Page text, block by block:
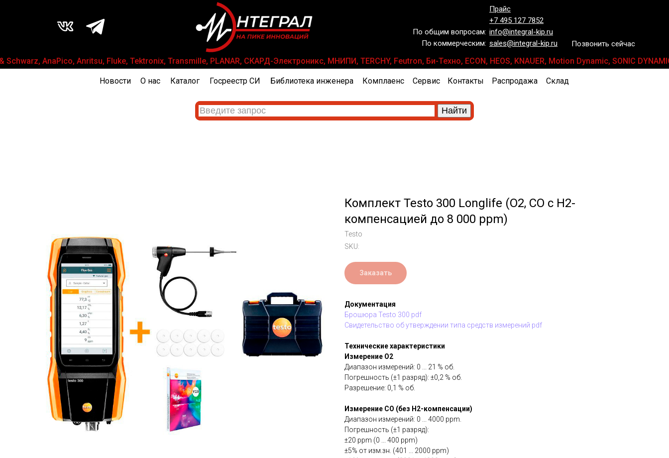
Прайс
+7 495 127 7852
info@integral-kip.ru
sales@integral-kip.ru
По общим вопросам:
По коммерческим:
Позвонить сейчас
AnaPico, Anritsu, Fluke, Tektronix, Transmille, PLANAR, СКАРД-Электроникс, МНИПИ, TERCHY, Feutron, Би-Техно, ECON, HEOS, KNAUER, Motion Dynamic, SONIC
Каталог
О нас Контакты
Госреестр СИ Библиотека инженера Комплаенс
Новости Сервис Распродажа Склад
Комплект Testo 300 Longlife (O2, СО с H2-
компенсацией до 8 000 ppm)
Testo
SKU:
Заказать
Документация
Брошюра Testo 300 pdf
Свидетельство об утверждении типа средств измерений pdf
Технические характеристики
Измерение O2
Диапазон измерений: 0 ... 21 % об.
Погрешность (±1 разряд): ±0,2 % об.
Разрешение: 0,1 % об.
Измерение CO (без H2-компенсации)
Диапазон измерений: 0 ... 4000 ppm.
Погрешность (±1 разряд):
±20 ppm (0 ... 400 ppm)
±5% от изм.зн. (401 ... 2000 ppm)